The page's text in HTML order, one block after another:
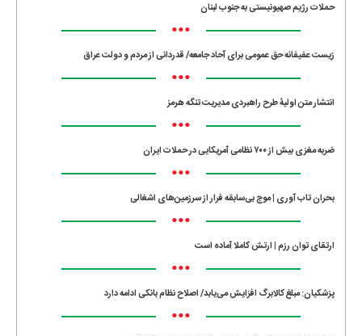
حملات رژیم صهیونیستی به جنوب لبنان
•••
زیست عفیفانه حق عمومی برای آحاد جامعه/ قدردانی از مردم و دولت عراق
•••
انتشار متن اولیۀ طرح راهبردی مدیریت تنگه هرمز
•••
ضربه مغزی بیش از ۷۰۰ نظامی آمریکایی در حملات ایران
•••
بحران تاب آوری | موج بی‌سابقه فرار از سرزمین‌های اشغالی
•••
ارتقای توان رزم | ارتش کاملا آماده است
•••
پزشکیان: مبلغ کالابرگ افزایش می‌یابد/ اصلاح نظام بانکی ادامه دارد
•••